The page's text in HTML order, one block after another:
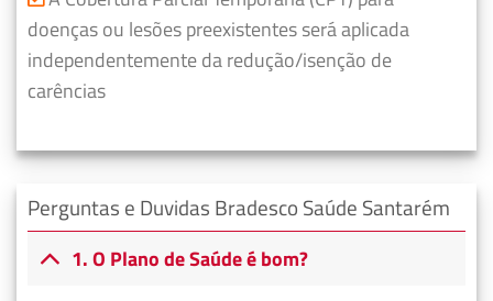
doenças ou lesões preexistentes será aplicada
independentemente da redução/isenção de
carências
Perguntas e Duvidas Bradesco Saúde Santarém
1. O Plano de Saúde é bom?